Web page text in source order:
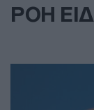
ΡΟΗ